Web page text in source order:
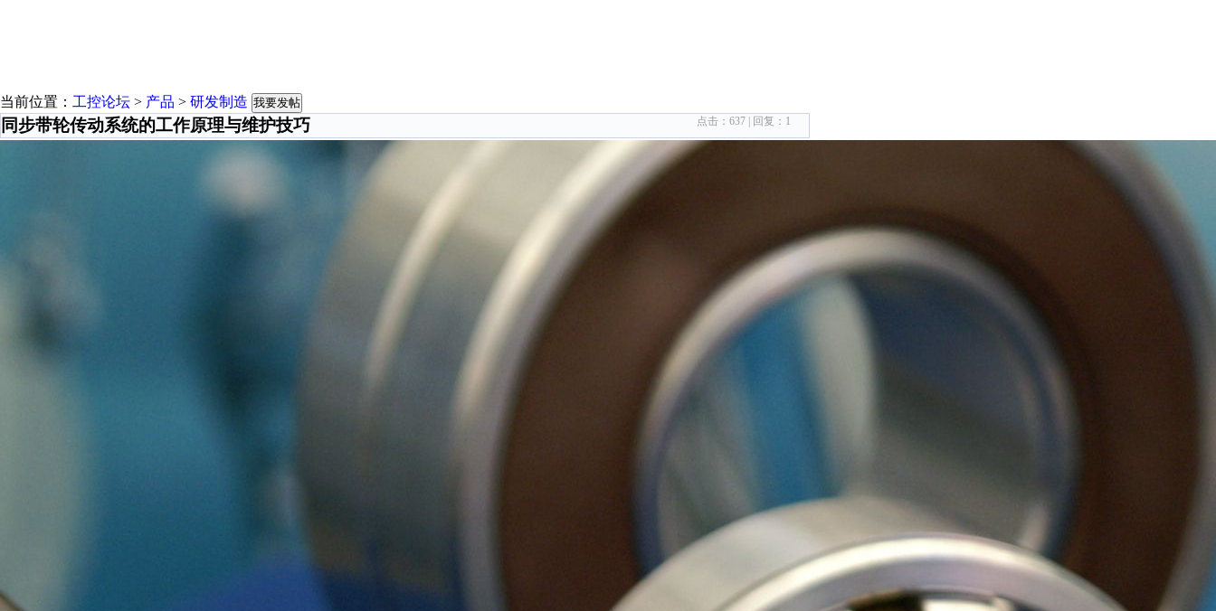
当前位置： 工控论坛 > 产品 > 研发制造 我要发帖
同步带轮传动系统的工作原理与维护技巧 点击： 637 | 回复： 1